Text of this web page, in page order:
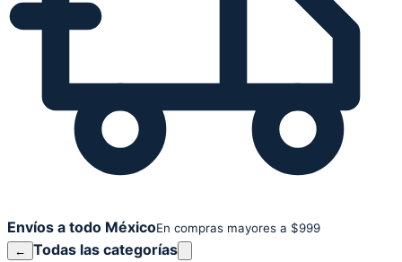
Envíos a todo MéxicoEn compras mayores a $999
← Todas las categorías